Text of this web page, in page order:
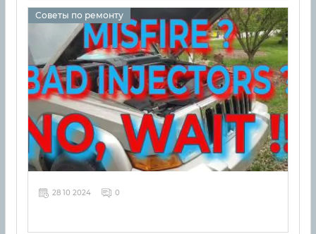
Советы по ремонту
28 10 2024 0